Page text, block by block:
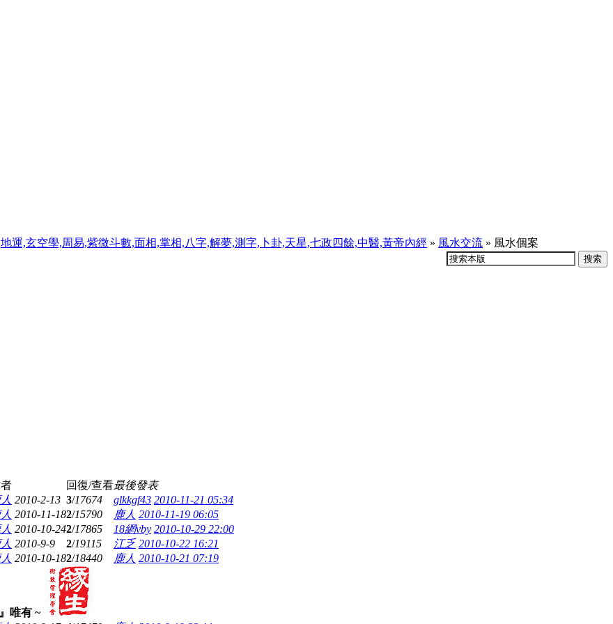
運,玄空學,周易,紫微斗數,面相,掌相,八字,解夢,測字,卜卦,天星,七政四餘,中醫,黃帝內經 » 風水交流 » 風水個案
搜索
回復/查看最後發表
2010-2-13 3/17674 glkkgf43 2010-11-21 05:34
2010-11-182/15790 鹿人 2010-11-19 06:05
2010-10-242/17865 18網vby 2010-10-29 22:00
2010-9-9 2/19115 江乏 2010-10-22 16:21
2010-10-182/18440 鹿人 2010-10-21 07:19
唯有 ~